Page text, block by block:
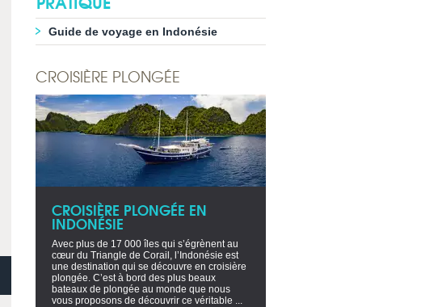
Guide de voyage en Indonésie
CROISIÈRE PLONGÉE
CROISIÈRE PLONGÉE EN
INDONÉSIE
Avec plus de 17 000 îles qui s’égrènent au
cœur du Triangle de Corail, l’Indonésie est
une destination qui se découvre en croisière
plongée. C’est à bord des plus beaux
bateaux de plongée au monde que nous
vous proposons de découvrir ce véritable ...